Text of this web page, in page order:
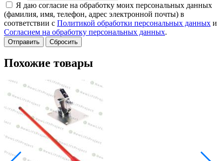
Я даю согласие на обработку моих персональных данных
(фамилия, имя, телефон, адрес электронной почты) в
соответствии с Политикой обработки персональных данных и
Согласием на обработку персональных данных.
Сбросить
Похожие товары